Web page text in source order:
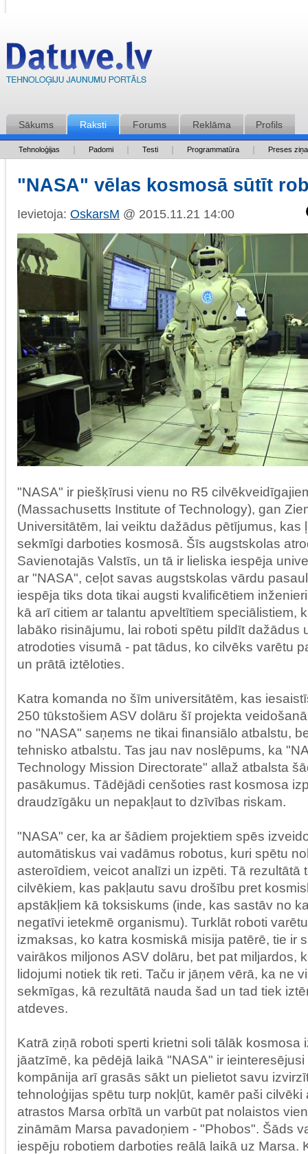
Sākums Raksti Forums Reklāma Profils
Tehnoloģijas Padomi Testi Programmatūra Preses
"NASA" vēlas kosmosā sūtīt
Ievietoja: OskarsM @ 2015.11.21 14:00
"NASA" ir piešķīrusi vienu no R5
(Massachusetts Institute of Technology), gan
Universitātēm, lai veiktu dažādus pētījumus, kas
sekmīgi darboties kosmosā. Šīs augstskolas
Savienotajās Valstīs, un tā ir lieliska iespēja
ar "NASA", ceļot savas augstskolas vārdu
iespēja tiks dota tikai augsti kvalificētiem
kā arī citiem ar talantu apveltītiem speciālistiem,
labāko risinājumu, lai roboti spētu pildīt dažādus
atrodoties visumā - pat tādus, ko cilvēks varētu
un prātā iztēloties.
Katra komanda no šīm universitātēm, kas
250 tūkstošiem ASV dolāru šī projekta
no "NASA" saņems ne tikai finansiālo atbalstu,
tehnisko atbalstu. Tas jau nav noslēpums, ka
Technology Mission Directorate" allaž atbalsta
pasākumus. Tādējādi cenšoties rast kosmosa
draudzīgāku un nepakļaut to dzīvības riskam.
"NASA" cer, ka ar šādiem projektiem spēs
automātiskus vai vadāmus robotus, kuri spētu
asteroīdiem, veicot analīzi un izpēti. Tā rezultātā
cilvēkiem, kas pakļautu savu drošību pret
apstākļiem kā toksiskums (inde, kas sastāv no
negatīvi ietekmē organismu). Turklāt roboti
izmaksas, ko katra kosmiskā misija patērē, tie ir
vairākos miljonos ASV dolāru, bet pat miljardos,
lidojumi notiek tik reti. Taču ir jāņem vērā, ka ne
sekmīgas, kā rezultātā nauda šad un tad tiek
atdeves.
Katrā ziņā roboti sperti krietni soli tālāk kosmosa
jāatzīmē, ka pēdējā laikā "NASA" ir
kompānija arī grasās sākt un pielietot savu
tehnoloģijas spētu turp nokļūt, kamēr paši cilvēki
atrastos Marsa orbītā un varbūt pat nolaistos
zināmām Marsa pavadoņiem - "Phobos". Šāds
iespēju robotiem darboties reālā laikā uz Marsa.